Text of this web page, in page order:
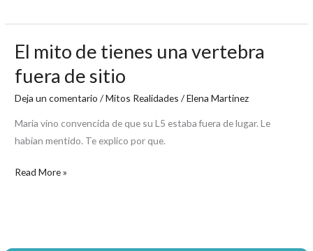
El mito de tienes una vertebra
fuera de sitio
Deja un comentario /Mitos Realidades /Elena Martinez
Maria vino convencida de que su L5 estaba fuera de lugar. Le
habian mentido. Te explico por que.
El
de
tienes
de
Read More »